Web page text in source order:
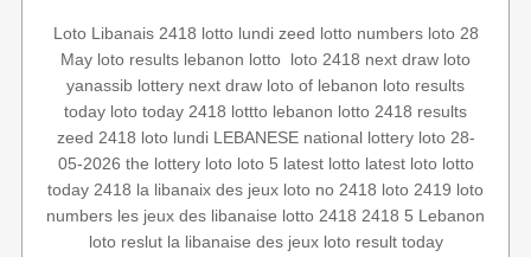
Loto Libanais 2418 lotto lundi zeed lotto numbers loto 28
May loto results lebanon lotto loto 2418 next draw loto
yanassib lottery next draw loto of lebanon loto results
today loto today 2418 lottto lebanon lotto 2418 results
zeed 2418 loto lundi LEBANESE national lottery loto 28-
05-2026 the lottery loto loto 5 latest lotto latest loto lotto
today 2418 la libanaix des jeux loto no 2418 loto 2419 loto
numbers les jeux des libanaise lotto 2418 2418 5 Lebanon
loto reslut la libanaise des jeux loto result today